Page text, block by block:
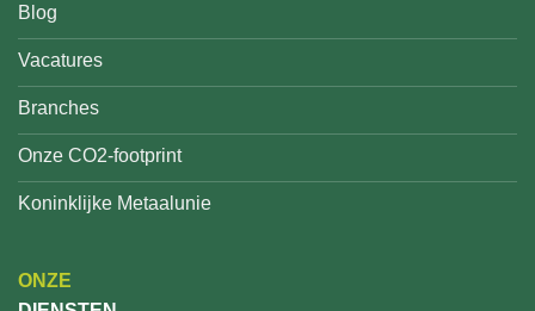
Blog
Vacatures
Branches
Onze CO2-footprint
Koninklijke Metaalunie
ONZE